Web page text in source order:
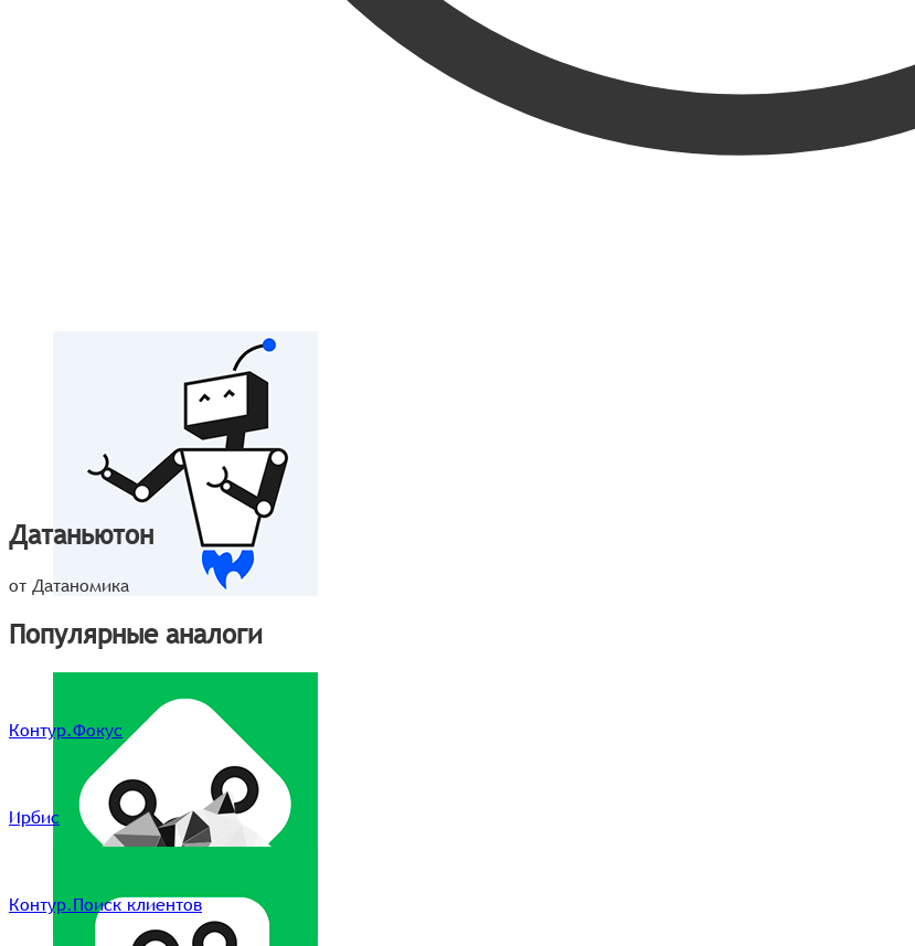
Датаньютон
от Датаномика
Популярные аналоги
Контур.Фокус
Ирбис
Контур.Поиск клиентов